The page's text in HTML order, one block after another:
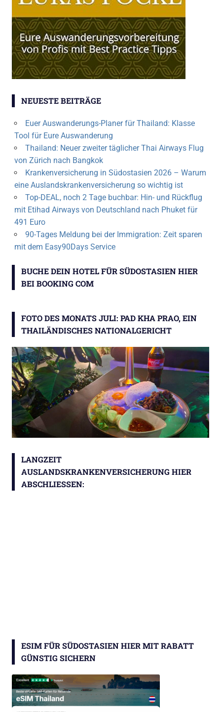
NEUESTE BEITRÄGE
Euer Auswanderungs-Planer für Thailand: Klasse
Tool für Eure Auswanderung
Thailand: Neuer zweiter täglicher Thai Airways Flug
von Zürich nach Bangkok
Krankenversicherung in Südostasien 2026 – Warum
eine Auslandskrankenversicherung so wichtig ist
Top-DEAL, noch 2 Tage buchbar: Hin- und Rückflug
mit Etihad Airways von Deutschland nach Phuket für
491 Euro
90-Tages Meldung bei der Immigration: Zeit sparen
mit dem Easy90Days Service
BUCHE DEIN HOTEL FÜR SÜDOSTASIEN HIER
BEI BOOKING COM
FOTO DES MONATS JULI: PAD KHA PRAO, EIN
THAILÄNDISCHES NATIONALGERICHT
LANGZEIT
AUSLANDSKRANKENVERSICHERUNG HIER
ABSCHLIESSEN:
ESIM FÜR SÜDOSTASIEN HIER MIT RABATT
GÜNSTIG SICHERN